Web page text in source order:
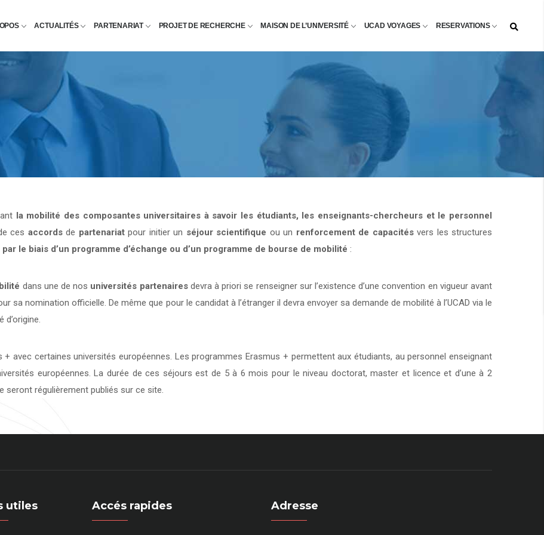
ACTUALITÉS PARTENARIAT PROJET DE RECHERCHE MAISON DE L’UNIVERSITÉ UCAD VOYAGES RESERVATIONS
la mobilité des composantes universitaires à savoir les étudiants, les enseignants-chercheurs et le personnel
ces accordsde partenariatpour initier un séjour scientifique ou un renforcement de capacitésvers les structures
le biais d’un programme d’échange ou d’un programme de bourse de mobilité :
dans une de nos universités partenairesdevra à priori se renseigner sur l’existence d’une convention en vigueur avant
sa nomination officielle. De même que pour le candidat à l’étranger il devra envoyer sa demande de mobilité à l’UCAD via le
+ avec certaines universités européennes. Les programmes Erasmus + permettent aux étudiants, au personnel enseignant
européennes. La durée de ces séjours est de 5 à 6 mois pour le niveau doctorat, master et licence et d’une à 2
seront régulièrement publiés sur ce site.
utiles Accés rapides Adresse